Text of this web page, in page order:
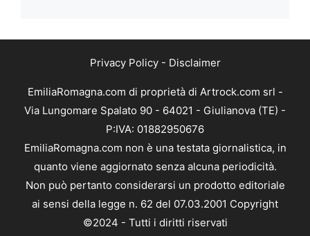
Privacy Policy- Disclaimer
EmiliaRomagna.com di proprietà di Artrock.com srl -
Via Lungomare Spalato 90 - 64021 - Giulianova (TE) -
P:IVA: 01882950676
EmiliaRomagna.com non è una testata giornalistica, in
quanto viene aggiornato senza alcuna periodicità.
Non può pertanto considerarsi un prodotto editoriale
ai sensi della legge n. 62 del 07.03.2001 Copyright
©2024 - Tutti i diritti riservati